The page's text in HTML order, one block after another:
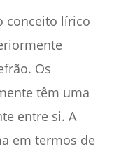
conceito lírico
Os
têm uma
entre si. A
em termos de